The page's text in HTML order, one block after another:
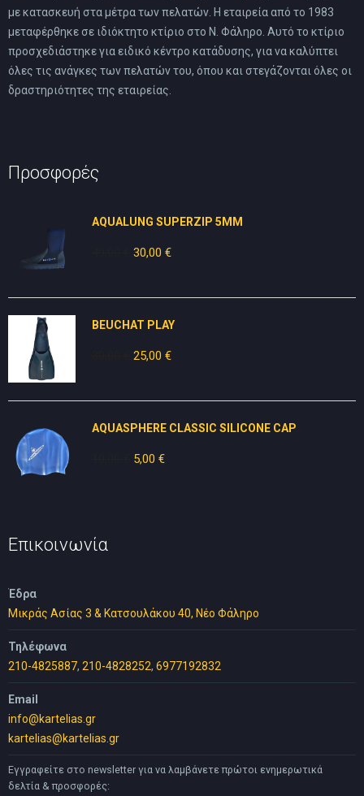
με κατασκευή στα μέτρα των πελατών. Η εταιρεία από το 1983
μεταφέρθηκε σε ιδιόκτητο κτίριο στο Ν. Φάληρο. Αυτό το κτίριο
προσχεδιάστηκε για ειδικό κέντρο κατάδυσης, για να καλύπτει
όλες τις ανάγκες των πελατών του, όπου και στεγάζονται όλες οι
δραστηριότητες της εταιρείας.
Προσφορές
AQUALUNG SUPERZIP 5MM
Original
30,00 €Η
30,00 €.
BEUCHAT PLAY
Original
25,00 €Η
25,00 €.
AQUASPHERE CLASSIC SILICONE CAP
Original
5,00 €Η
Επικοινωνία
Έδρα
Μικράς Ασίας 3 & Κατσουλάκου 40, Νέο Φάληρο
Τηλέφωνα
210-4825887, 210-4828252, 6977192832
Email
info@kartelias.gr
kartelias@kartelias.gr
Εγγραφείτε στο newsletter για να λαμβάνετε πρώτοι ενημερωτικά
δελτία & προσφορές: